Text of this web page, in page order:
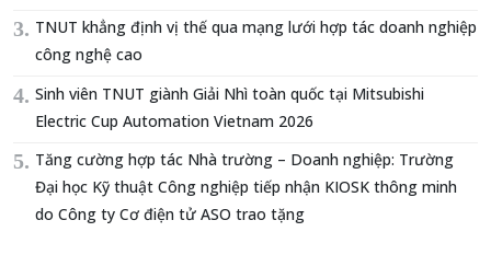
TNUT khẳng định vị thế qua mạng lưới hợp tác doanh nghiệp
công nghệ cao
Sinh viên TNUT giành Giải Nhì toàn quốc tại Mitsubishi
Electric Cup Automation Vietnam 2026
Tăng cường hợp tác Nhà trường – Doanh nghiệp: Trường
Đại học Kỹ thuật Công nghiệp tiếp nhận KIOSK thông minh
do Công ty Cơ điện tử ASO trao tặng